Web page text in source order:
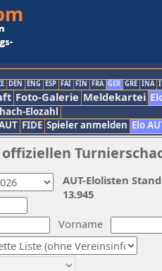
DEN ENG ESP FAI FIN FRA GER GRE INA
Foto-Galerie Meldekartei
Elozahl
FIDE Spieler anmelden Elo
Vorname
AUT-Elolisten
13.945